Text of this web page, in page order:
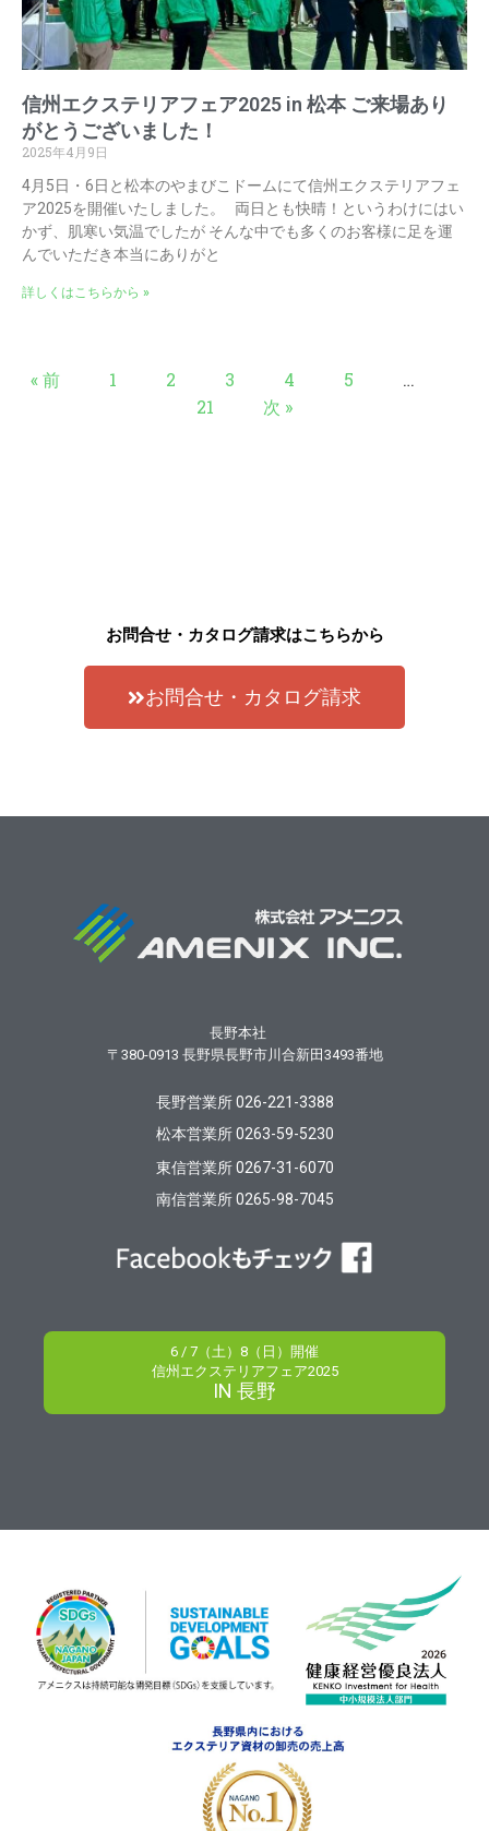
信州エクステリアフェア2025 in 松本 ご来場あり
がとうございました！
2025年4月9日
4月5日・6日と松本のやまびこドームにて信州エクステリアフェ
ア2025を開催いたしました。 両日とも快晴！というわけにはい
かず、肌寒い気温でしたが そんな中でも多くのお客様に足を運
んでいただき本当にありがと
詳しくはこちらから »
« 前 1 2 3 4 5
…
21
次 »
お問合せ・カタログ請求はこちらから
お問合せ・カタログ請求
長野本社
〒380-0913 長野県長野市川合新田3493番地
長野営業所 026-221-3388
松本営業所 0263-59-5230
東信営業所 0267-31-6070
南信営業所 0265-98-7045
6 / 7（土）8（日）開催
信州エクステリアフェア2025
IN 長野